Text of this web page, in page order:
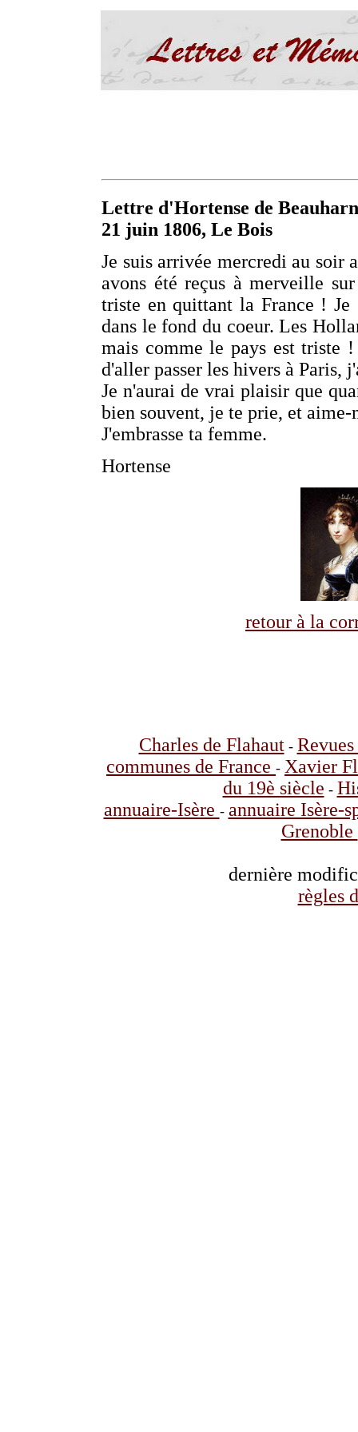
Lettre d'Hortense de
21 juin 1806, Le Bois
Je suis arrivée mercredi au soir
avons été reçus à merveille
triste en quittant la France ! Je
dans le fond du coeur. Les
mais comme le pays est triste
d'aller passer les hivers à Paris,
Je n'aurai de vrai plaisir que
bien souvent, je te prie, et
J'embrasse ta femme.
Hortense
retour à la
Charles de Flahaut-
communes de France - Xavier
du 19è siècle -
annuaire-Isère - annuaire Isère-
Grenoble
dernière
règles